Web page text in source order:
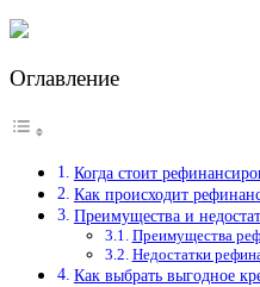
Оглавление
Когда стоит
Как происходит
Преимущества и
Преимущества
Недостатки
Как выбрать выгодное